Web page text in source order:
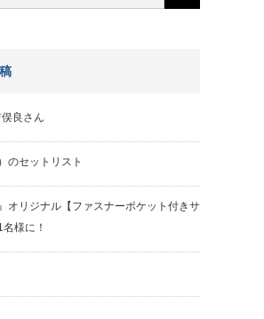
良さん
のセットリスト
オリジナル【ファスナーポケット付きサ
様に！